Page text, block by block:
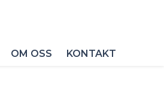
OM OSS KONTAKT